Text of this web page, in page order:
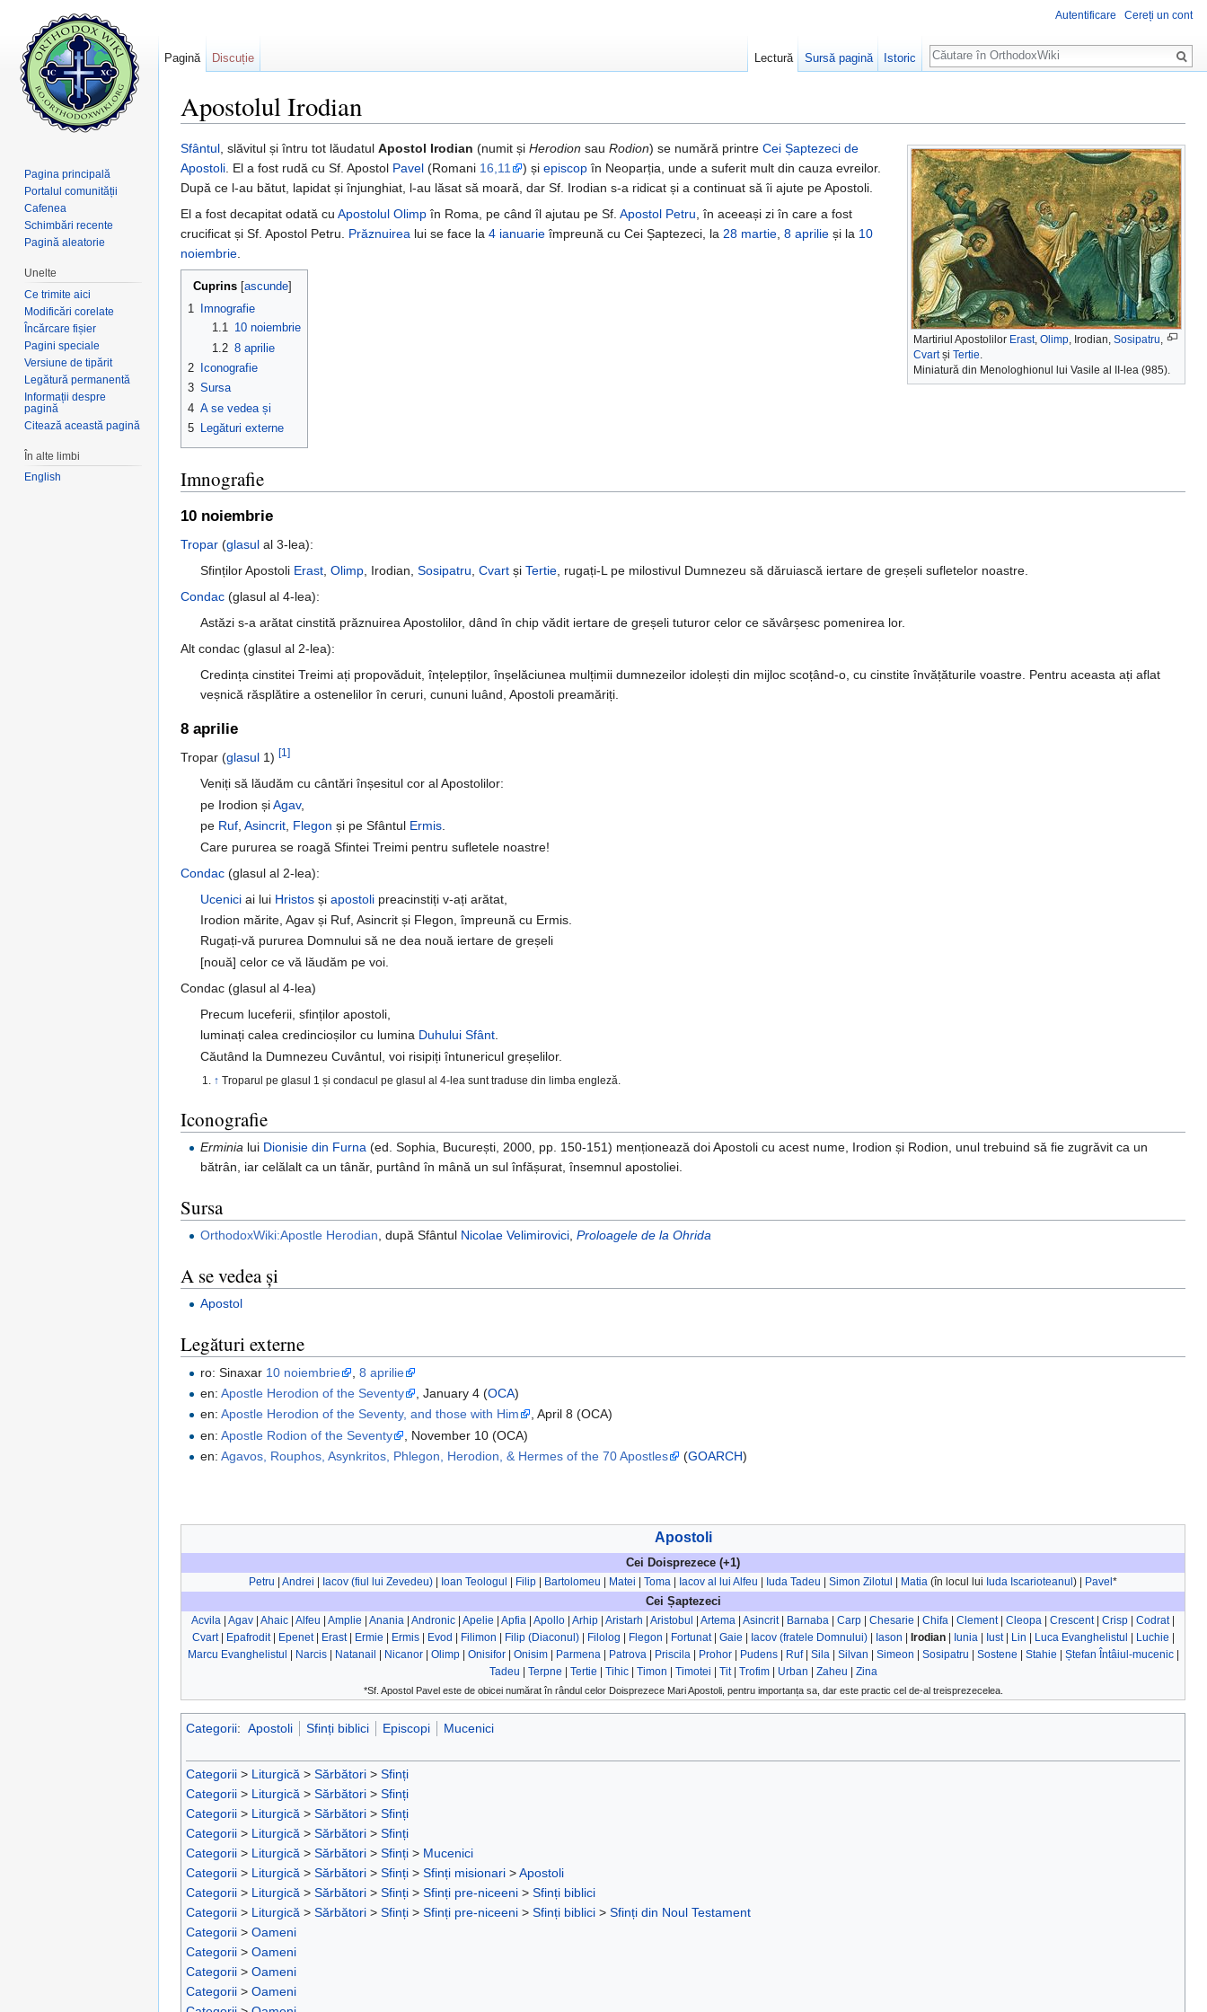
Apostolul Irodian
Martiriul Apostolilor Erast, Olimp, Irodian, Sosipatru,
Cvartși Tertie.
Miniatură din Menologhionul lui Vasile al II-lea (985).
Sfântul, slăvitul și întru tot lăudatul Apostol Irodian (numit și Herodion sau Rodion) se numără printre Cei Șaptezeci de
Apostoli. El a fost rudă cu Sf. Apostol Pavel (Romani 16,11 ) și episcop în Neoparția, unde a suferit mult din cauza evreilor.
După ce l-au bătut, lapidat și înjunghiat, l-au lăsat să moară, dar Sf. Irodian s-a ridicat și a continuat să îi ajute pe Apostoli.
El a fost decapitat odată cu Apostolul Olimp în Roma, pe când îl ajutau pe Sf. Apostol Petru, în aceeași zi în care a fost
crucificat și Sf. Apostol Petru. Prăznuirea lui se face la 4 ianuarie împreună cu Cei Șaptezeci, la 28 martie, 8 aprilie și la 10
noiembrie.
Cuprins ascunde
1
Imnografie
1.1 10 noiembrie
1.2 8 aprilie
2
Iconografie
3 Sursa
4 A se vedea și
5 Legături externe
Imnografie
10 noiembrie
Tropar (glasul al 3-lea):
Sfinților Apostoli Erast ,Olimp , Irodian,Sosipatru ,Cvart șiTertie , rugați-L pe milostivul Dumnezeu să dăruiască iertare de greșeli sufletelor noastre.
Condac (glasul al 4-lea):
Astăzi s-a arătat cinstită prăznuirea Apostolilor, dând în chip vădit iertare de greșeli tuturor celor ce săvârșesc pomenirea lor.
Alt condac (glasul al 2-lea):
Credința cinstitei Treimi ați propovăduit, înțelepților, înșelăciunea mulțimii dumnezeilor idolești din mijloc scoțând-o, cu cinstite învățăturile voastre. Pentru aceasta ați aflat
veșnică răsplătire a ostenelilor în ceruri, cununi luând, Apostoli preamăriți.
8 aprilie
Tropar (glasul 1) [1]
Veniți să lăudăm cu cântări înșesitul cor al Apostolilor:
pe Irodion șiAgav,
pe Ruf,Asincrit, Flegon și pe Sfântul Ermis.
Care pururea se roagă Sfintei Treimi pentru sufletele noastre!
Condac (glasul al 2-lea):
Ucenici ai lui Hristos șiapostoli preacinstiți v-ați arătat,
Irodion mărite, Agav și Ruf, Asincrit și Flegon, împreună cu Ermis.
Rugați-vă pururea Domnului să ne dea nouă iertare de greșeli
[nouă] celor ce vă lăudăm pe voi.
Condac (glasul al 4-lea)
Precum luceferii, sfinților apostoli,
luminați calea credincioșilor cu lumina Duhului Sfânt.
Căutând la Dumnezeu Cuvântul, voi risipiți întunericul greșelilor.
↑ Troparul pe glasul 1 și condacul pe glasul al 4-lea sunt traduse din limba engleză.
Iconografie
Erminia lui Dionisie din Furna (ed. Sophia, București, 2000, pp. 150-151) menționează doi Apostoli cu acest nume, Irodion și Rodion, unul trebuind să fie zugrăvit ca un
bătrân, iar celălalt ca un tânăr, purtând în mână un sul înfășurat, însemnul apostoliei.
Sursa
OrthodoxWiki:Apostle Herodian , după Sfântul Nicolae Velimirovici ,Proloagele de la Ohrida
A se vedea și
Apostol
Legături externe
ro: Sinaxar 10 noiembrie ,8 aprilie
en:Apostle Herodion of the Seventy , January 4 (OCA)
en:Apostle Herodion of the Seventy, and those with Him
, April 8 (OCA)
en:Apostle Rodion of the Seventy
, November 10 (OCA)
en:Agavos, Rouphos, Asynkritos, Phlegon, Herodion, & Hermes of the 70 Apostles (GOARCH)
Apostoli
Cei Doisprezece (+1)
Petru
Andrei Iacov (fiul lui Zevedeu) Ioan Teologul Filip Bartolomeu Matei Toma Iacov al lui Alfeu Iuda Tadeu Simon Zilotul Matia (în locul lui Iuda Iscarioteanul ) | Pavel *
Cei Șaptezeci
Acvila Agav Ahaic Alfeu Amplie Anania Andronic Apelie Apfia Apollo Arhip Aristarh Aristobul Artema Asincrit| Barnaba Carp Chesarie Chifa Clement| Cleopa Crescent| Crisp Codrat|
Cvart| Epafrodit| Epenet| Erast| Ermie Ermis| Evod Filimon Filip (Diaconul)| Filolog Flegon Fortunat| Gaie Iacov (fratele Domnului)| Iason Irodian| Iunia| Iust| Lin Luca Evanghelistul Luchie
Marcu Evanghelistul
Narcis| Natanail Nicanor| Olimp| Onisifor| Onisim| Parmena| Patrova| Priscila| Prohor| Pudens| Ruf| Sila| Silvan Simeon Sosipatru Sostene Stahie Ștefan Întâiul-mucenic|
Tadeu
Terpne Tertie Tihic| Timon Timotei Tit| Trofim| Urban Zaheu Zina
*Sf. Apostol Pavel este de obicei numărat în rândul celor Doisprezece Mari Apostoli, pentru importanța sa, dar este practic cel de-al treisprezecelea.
Categorii: Apostoli Sfinți biblici Episcopi Mucenici
Categorii > Liturgică > Sărbători > Sfinți
Categorii > Liturgică > Sărbători > Sfinți
Categorii > Liturgică > Sărbători > Sfinți
Categorii > Liturgică > Sărbători > Sfinți
Categorii > Liturgică > Sărbători > Sfinți > Mucenici
Categorii > Liturgică > Sărbători > Sfinți > Sfinți misionari >Apostoli
Categorii > Liturgică > Sărbători > Sfinți > Sfinți pre-niceeni > Sfinți biblici
Categorii > Liturgică > Sărbători > Sfinți > Sfinți pre-niceeni > Sfinți biblici > Sfinți din Noul Testament
Categorii > Oameni
Categorii > Oameni
Categorii > Oameni
Categorii > Oameni
Autentificare Cereți un cont
Pagină Discuție Lectură Sursă pagină Istoric
Căutare
Pagina principală
Portalul comunității
Cafenea
Schimbări recente
Pagină aleatorie
Unelte
Ce trimite aici
Modificări corelate
Încărcare fișier
Pagini speciale
Versiune de tipărit
Legătură permanentă
Informații despre
pagină
Citează această pagină
În alte limbi
English